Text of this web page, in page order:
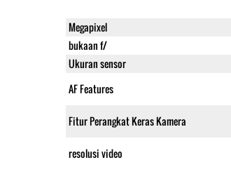
Megapixel
bukaan f/
Ukuran sensor
AF Features
Fitur Perangkat Keras Kamera
resolusi video